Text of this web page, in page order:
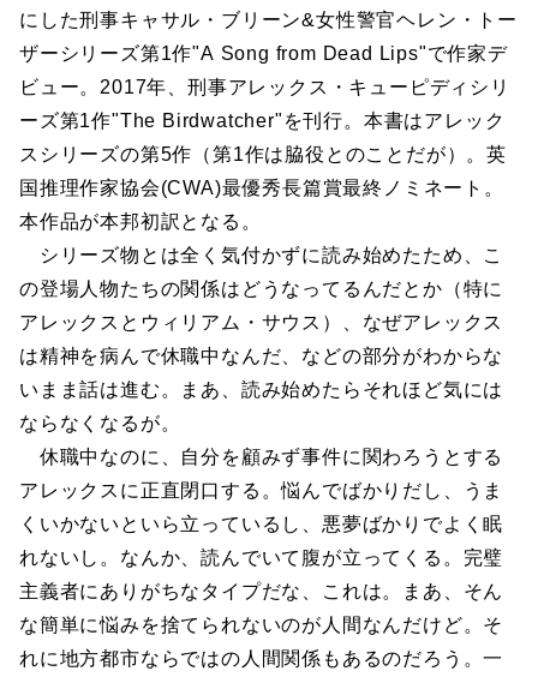
にした刑事キャサル・ブリーン&女性警官ヘレン・トー
ザーシリーズ第1作"A Song from Dead Lips"で作家デ
ビュー。2017年、刑事アレックス・キューピディシリ
ーズ第1作"The Birdwatcher"を刊行。本書はアレック
スシリーズの第5作（第1作は脇役とのことだが）。英
国推理作家協会(CWA)最優秀長篇賞最終ノミネート。
本作品が本邦初訳となる。
シリーズ物とは全く気付かずに読み始めたため、こ
の登場人物たちの関係はどうなってるんだとか（特に
アレックスとウィリアム・サウス）、なぜアレックス
は精神を病んで休職中なんだ、などの部分がわからな
いまま話は進む。まあ、読み始めたらそれほど気には
ならなくなるが。
休職中なのに、自分を顧みず事件に関わろうとする
アレックスに正直閉口する。悩んでばかりだし、うま
くいかないといら立っているし、悪夢ばかりでよく眠
れないし。なんか、読んでいて腹が立ってくる。完璧
主義者にありがちなタイプだな、これは。まあ、そん
な簡単に悩みを捨てられないのが人間なんだけど。そ
れに地方都市ならではの人間関係もあるのだろう。一